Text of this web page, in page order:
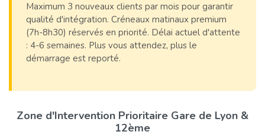
Maximum 3 nouveaux clients par mois pour garantir
qualité d'intégration. Créneaux matinaux premium
(7h-8h30) réservés en priorité. Délai actuel d'attente
: 4-6 semaines. Plus vous attendez, plus le
démarrage est reporté.
Zone d'Intervention Prioritaire Gare de Lyon &
12ème